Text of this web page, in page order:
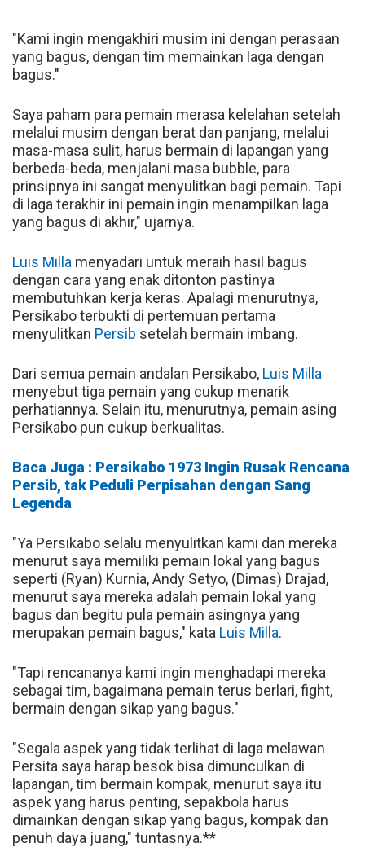
"Kami ingin mengakhiri musim ini dengan perasaan
yang bagus, dengan tim memainkan laga dengan
bagus."
Saya paham para pemain merasa kelelahan setelah
melalui musim dengan berat dan panjang, melalui
masa-masa sulit, harus bermain di lapangan yang
berbeda-beda, menjalani masa bubble, para
prinsipnya ini sangat menyulitkan bagi pemain. Tapi
di laga terakhir ini pemain ingin menampilkan laga
yang bagus di akhir," ujarnya.
Luis Milla menyadari untuk meraih hasil bagus
dengan cara yang enak ditonton pastinya
membutuhkan kerja keras. Apalagi menurutnya,
Persikabo terbukti di pertemuan pertama
menyulitkan Persib setelah bermain imbang.
Dari semua pemain andalan Persikabo, Luis Milla
menyebut tiga pemain yang cukup menarik
perhatiannya. Selain itu, menurutnya, pemain asing
Persikabo pun cukup berkualitas.
Baca Juga : Persikabo 1973 Ingin Rusak Rencana
Persib, tak Peduli Perpisahan dengan Sang
Legenda
"Ya Persikabo selalu menyulitkan kami dan mereka
menurut saya memiliki pemain lokal yang bagus
seperti (Ryan) Kurnia, Andy Setyo, (Dimas) Drajad,
menurut saya mereka adalah pemain lokal yang
bagus dan begitu pula pemain asingnya yang
merupakan pemain bagus," kata Luis Milla.
"Tapi rencananya kami ingin menghadapi mereka
sebagai tim, bagaimana pemain terus berlari, fight,
bermain dengan sikap yang bagus."
"Segala aspek yang tidak terlihat di laga melawan
Persita saya harap besok bisa dimunculkan di
lapangan, tim bermain kompak, menurut saya itu
aspek yang harus penting, sepakbola harus
dimainkan dengan sikap yang bagus, kompak dan
penuh daya juang," tuntasnya.**